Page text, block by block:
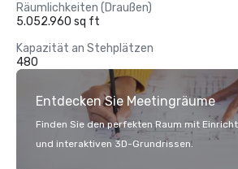
Räumlichkeiten (Draußen)
5.052.960 sq ft
Kapazität an Stehplätzen
480
Entdecken Sie Meetingräume
Finden Sie den perfekten Raum mit
und interaktiven 3D-Grundrissen.